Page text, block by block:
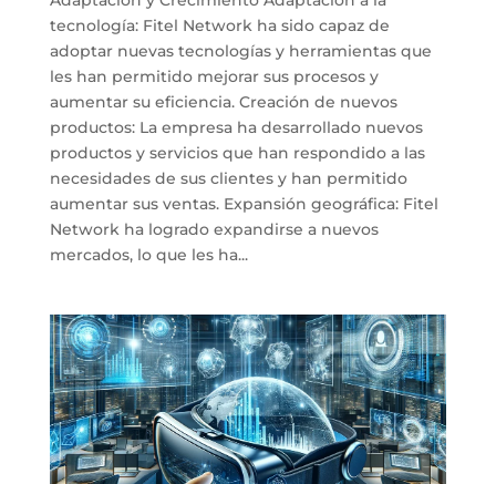
tecnología: Fitel Network ha sido capaz de
adoptar nuevas tecnologías y herramientas que
les han permitido mejorar sus procesos y
aumentar su eficiencia. Creación de nuevos
productos: La empresa ha desarrollado nuevos
productos y servicios que han respondido a las
necesidades de sus clientes y han permitido
aumentar sus ventas. Expansión geográfica: Fitel
Network ha logrado expandirse a nuevos
mercados, lo que les ha...